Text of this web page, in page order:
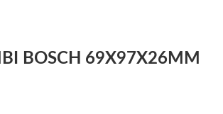
69X97X26MM